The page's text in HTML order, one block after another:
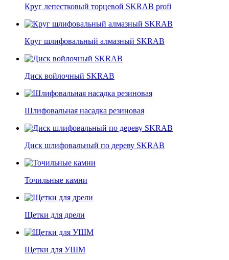
Круг лепестковый торцевой SKRAB profi
Круг шлифовальный алмазный SKRAB
Диск войлочный SKRAB
Шлифовальная насадка резиновая
Диск шлифовальный по дереву SKRAB
Точильные камни
Щетки для дрели
Щетки для УШМ